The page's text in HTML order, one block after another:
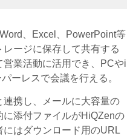
、Excel、PowerPoint等
ージに保存して共有する
業活動に活用でき、PCやi
ーレスで会議を行える。
携し、メールに大容量の
添付ファイルがHiQZenの
はダウンロード用のURL